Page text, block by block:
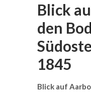
Blick
den
1845
Blick auf